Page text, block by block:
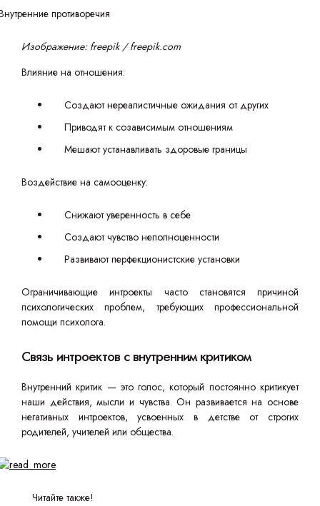
Изображение: freepik / freepik.com
Влияние на отношения:
Создают нереалистичные ожидания от других
Приводят к созависимым отношениям
Мешают устанавливать здоровые границы
Воздействие на самооценку:
Снижают уверенность в себе
Создают чувство неполноценности
Развивают перфекционистские установки
Ограничивающие интроекты часто становятся причиной
психологических проблем, требующих профессиональной
помощи психолога.
Связь интроектов с внутренним критиком
Внутренний критик — это голос, который постоянно критикует
наши действия, мысли и чувства. Он развивается на основе
негативных интроектов, усвоенных в детстве от строгих
родителей, учителей или общества.
Читайте также!